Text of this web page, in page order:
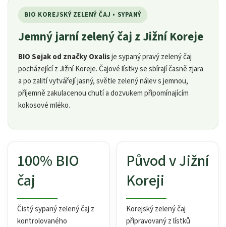
BIO KOREJSKÝ ZELENÝ ČAJ • SYPANÝ
Jemný jarní zelený čaj z Jižní Koreje
BIO Sejak od značky Oxalisje sypaný pravý zelený čaj
pocházející z Jižní Koreje. Čajové lístky se sbírají časně zjara
a po zalití vytvářejí jasný, světle zelený nálev s jemnou,
příjemně zakulacenou chutí a dozvukem připomínajícím
kokosové mléko.
100% BIO
čaj
Čistý sypaný zelený čaj z
kontrolovaného
Původ v Jižní
Koreji
Korejský zelený čaj
připravovaný z lístků